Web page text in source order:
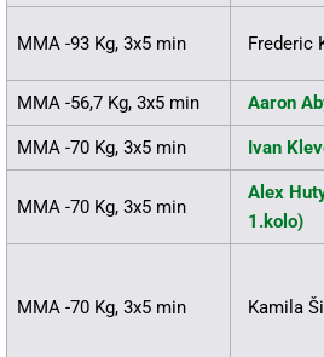
MMA -93 Kg, 3x5 min Frederic
MMA -56,7 Kg, 3x5 min Aaron
MMA -70 Kg, 3x5 min Ivan
MMA -70 Kg, 3x5 min
Alex
1.kolo)
MMA -70 Kg, 3x5 min Kamila